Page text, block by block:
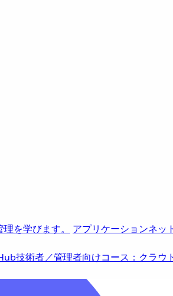
を学びます。 アプリケーションネッ
技術者／管理者向けコース：クラウ